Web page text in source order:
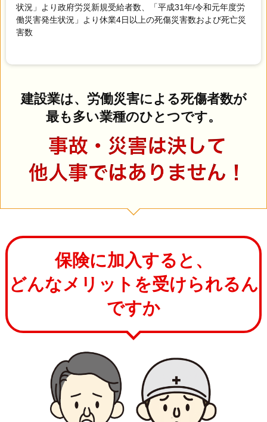
状況」より政府労災新規受給者数、「平成31年/令和元年度労
働災害発生状況」より休業4日以上の死傷災害数および死亡災
害数
建設業は、労働災害による死傷者数が
最も多い業種のひとつです。
保険に加入すると、
どんなメリットを受けられるん
ですか